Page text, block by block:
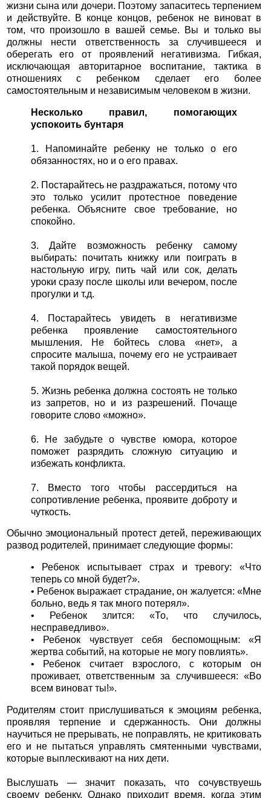
жизни сына или дочери. Поэтому запаситесь терпением
и действуйте. В конце концов, ребенок не виноват в
том, что произошло в вашей семье. Вы и только вы
должны нести ответственность за случившееся и
оберегать его от проявлений негативизма. Гибкая,
исключающая авторитарное воспитание, тактика в
отношениях с ребенком сделает его более
самостоятельным и независимым человеком в жизни.
Несколько правил, помогающих
успокоить бунтаря
1. Напоминайте ребенку не только о его
обязанностях, но и о его правах.
2. Постарайтесь не раздражаться, потому что
это только усилит протестное поведение
ребенка. Объясните свое требование, но
спокойно.
3. Дайте возможность ребенку самому
выбирать: почитать книжку или поиграть в
настольную игру, пить чай или сок, делать
уроки сразу после школы или вечером, после
прогулки и т.д.
4. Постарайтесь увидеть в негативизме
ребенка проявление самостоятельного
мышления. Не бойтесь слова «нет», а
спросите малыша, почему его не устраивает
такой порядок вещей.
5. Жизнь ребенка должна состоять не только
из запретов, но и из разрешений. Почаще
говорите слово «можно».
6. Не забудьте о чувстве юмора, которое
поможет разрядить
сложную ситуацию и
избежать конфликта.
7. Вместо того чтобы рассердиться на
сопротивление ребенка, проявите доброту и
чуткость.
Обычно эмоциональный протест детей, переживающих
развод родителей, принимает следующие формы:
• Ребенок испытывает страх и тревогу: «Что
теперь со мной будет?».
• Ребенок выражает страдание, он жалуется: «Мне
больно, ведь я так много потерял».
• Ребенок злится: «То, что случилось,
несправедливо».
• Ребенок чувствует себя беспомощным: «Я
жертва событий, на которые не могу повлиять».
• Ребенок считает взрослого, с которым он
проживает, ответственным за случившееся: «Во
всем виноват ты!».
Родителям стоит прислушиваться к эмоциям ребенка,
проявляя терпение и сдержанность. Они должны
научиться не прерывать, не поправлять, не критиковать
его и не пытаться управлять смятенными чувствами,
которые выплескивают на них дети.
Выслушать — значит показать, что сочувствуешь
своему ребенку. Однако приходит время, когда этим